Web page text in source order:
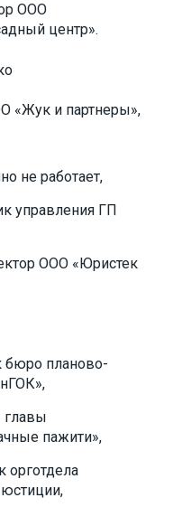
ООО
центр».
«Жук и партнеры»,
не работает,
управления ГП
ООО «Юристек
бюро планово-
главы
пажити»,
орготдела